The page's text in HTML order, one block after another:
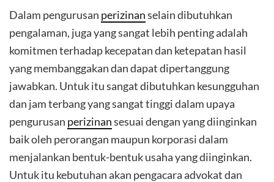
Dalam pengurusan perizinanselain dibutuhkan
pengalaman, juga yang sangat lebih penting adalah
komitmen terhadap kecepatan dan ketepatan hasil
yang membanggakan dan dapat dipertanggung
jawabkan. Untuk itu sangat dibutuhkan kesungguhan
dan jam terbang yang sangat tinggi dalam upaya
pengurusan perizinansesuai dengan yang diinginkan
baik oleh perorangan maupun korporasi dalam
menjalankan bentuk-bentuk usaha yang diinginkan.
Untuk itu kebutuhan akan pengacara advokat dan